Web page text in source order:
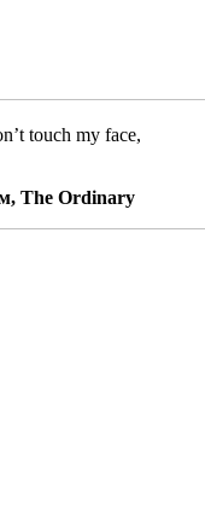
touch my face,
The Ordinary